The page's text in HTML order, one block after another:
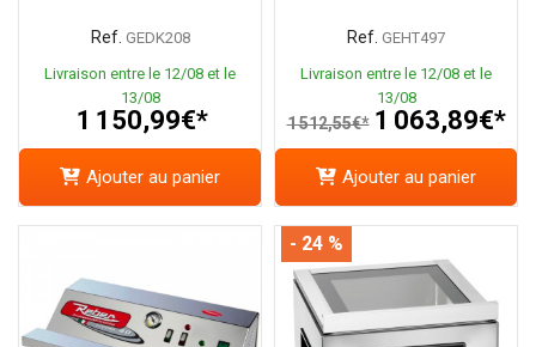
Ref. GEDK208
Livraison entre le 12/08 et le
13/08
1 150,99€*
Ajouter au panier
Ref. GEHT497
Livraison entre le 12/08 et le
13/08
1 512,55€* 1 063,89€*
Ajouter au panier
- 24 %